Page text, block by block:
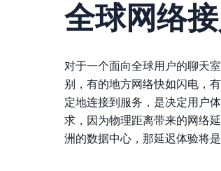
全球网络
对于一个面向全球用户的聊天
别，有的地方网络快如闪电，
定地连接到服务，是决定用户
求，因为物理距离带来的网络
洲的数据中心，那延迟体验将是